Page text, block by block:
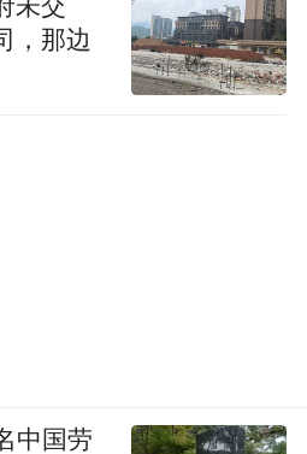
未交
，那边
中国劳